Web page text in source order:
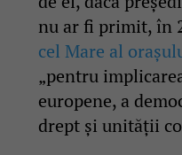
nu ar fi primit, în
cel Mare al
„pentru
europene, a
drept și unității